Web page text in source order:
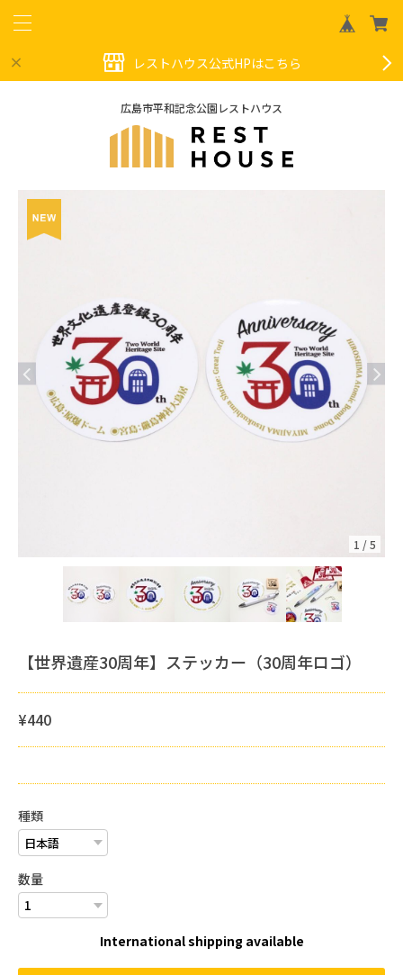
レストハウス公式HPはこちら
広島市平和記念公園レストハウス
1 /5
【世界遺産30周年】ステッカー（30周年ロゴ）
¥440
種類
数量
International shipping available